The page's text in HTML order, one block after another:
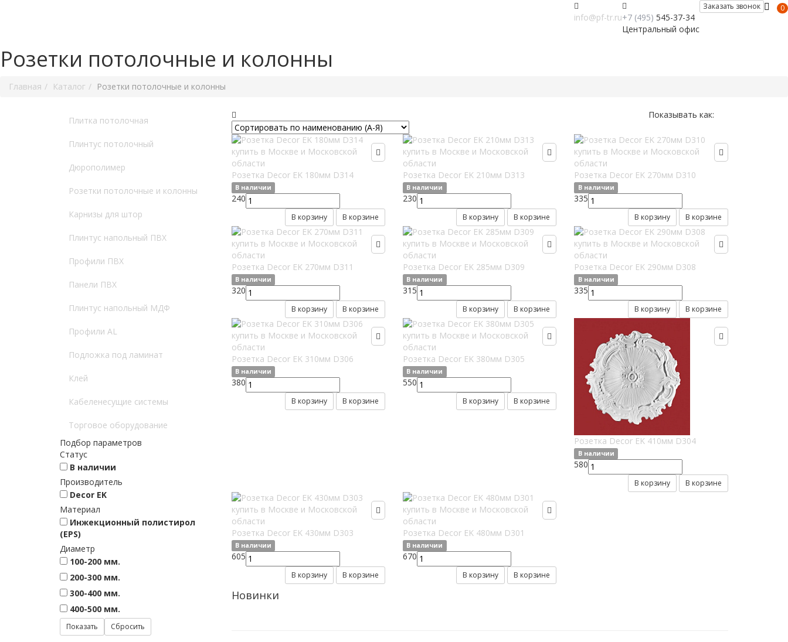
0
Заказать звонок
+7 (495) 545-37-34
Центральный офис
info@pf-tr.ru
Розетки потолочные и колонны
Главная Каталог Розетки потолочные и колонны
Плитка потолочная
Плинтус потолочный
Дюрополимер
Розетки потолочные и колонны
Карнизы для штор
Плинтус напольный ПВХ
Профили ПВХ
Панели ПВХ
Плинтус напольный МДФ
Профили AL
Подложка под ламинат
Клей
Кабеленесущие системы
Торговое оборудование
Подбор параметров
Статус
В наличии
Производитель
Decor EK
Материал
Инжекционный полистирол
(EPS)
Диаметр
100-200 мм.
200-300 мм.
300-400 мм.
400-500 мм.
Показывать как:
Розетка Decor EK 180мм D314
В наличии
240
В корзину В корзине
Розетка Decor EK 210мм D313
В наличии
230
В корзину В корзине
Розетка Decor EK 270мм D310
В наличии
335
В корзину В корзине
Розетка Decor EK 270мм D311
В наличии
320
В корзину В корзине
Розетка Decor EK 285мм D309
В наличии
315
В корзину В корзине
Розетка Decor EK 290мм D308
В наличии
335
В корзину В корзине
Розетка Decor EK 310мм D306
В наличии
380
В корзину В корзине
Розетка Decor EK 380мм D305
В наличии
550
В корзину В корзине
Розетка Decor EK 410мм D304
В наличии
580
В корзину В корзине
Розетка Decor EK 430мм D303
В наличии
605
В корзину В корзине
Розетка Decor EK 480мм D301
В наличии
670
В корзину В корзине
Новинки